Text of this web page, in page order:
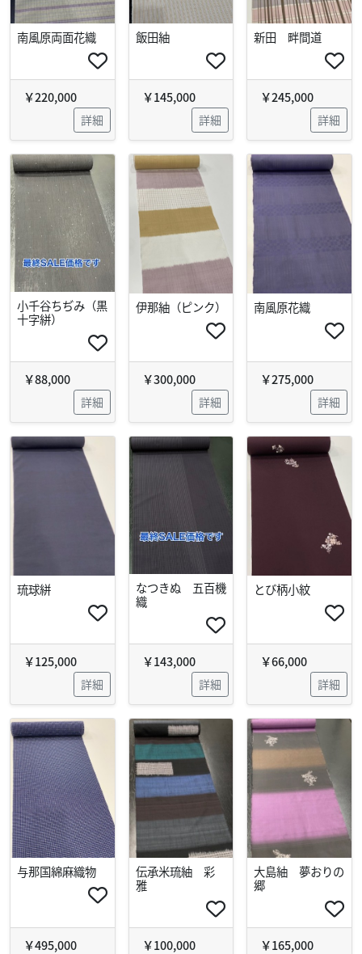
南風原両面花織
￥220,000
詳細
飯田紬
￥145,000
詳細
新田 畔間道
￥245,000
詳細
小千谷ちぢみ（黒
十字絣）
￥88,000
詳細
伊那紬（ピンク）
￥300,000
詳細
南風原花織
￥275,000
詳細
琉球絣
￥125,000
詳細
なつきぬ 五百機
織
￥143,000
詳細
とび柄小紋
￥66,000
詳細
与那国綿麻織物
￥495,000
伝承米琉紬 彩
雅
￥100,000
大島紬 夢おりの
郷
￥165,000